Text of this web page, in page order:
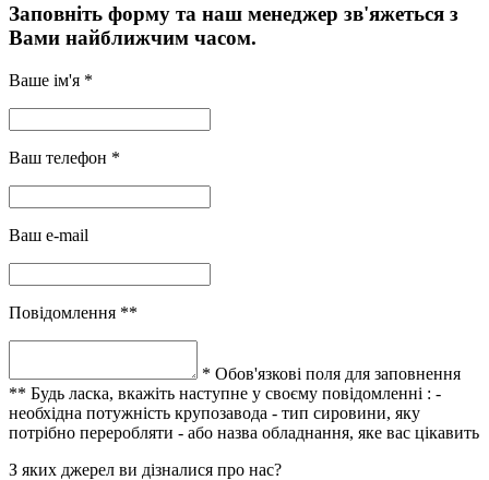
Заповніть форму та наш менеджер зв'яжеться з
Вами найближчим часом.
Ваше ім'я *
Ваш телефон *
Ваш e-mail
Повідомлення **
* Обов'язкові поля для заповнення
** Будь ласка, вкажіть наступне у своєму повідомленні : -
необхідна потужність крупозавода - тип сировини, яку
потрібно переробляти - або назва обладнання, яке вас цікавить
З яких джерел ви дізналися про нас?